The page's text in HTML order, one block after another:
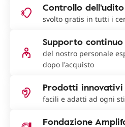
Controllo
svolto gratis in tutti i
Supporto continuo
del nostro personale
dopo l'acquisto
Prodotti innovativi
facili e adatti ad ogni
Fondazione